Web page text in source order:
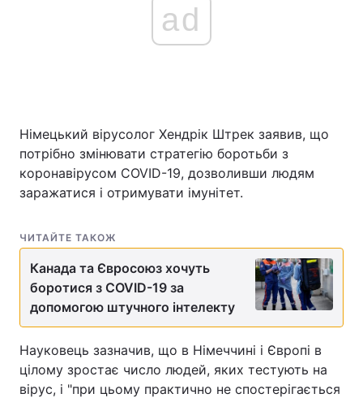
ad
Німецький вірусолог Хендрік Штрек заявив, що
потрібно змінювати стратегію боротьби з
коронавірусом COVID-19, дозволивши людям
заражатися і отримувати імунітет.
ЧИТАЙТЕ ТАКОЖ
Канада та Євросоюз хочуть
боротися з COVID-19 за
допомогою штучного інтелекту
Науковець зазначив, що в Німеччині і Європі в
цілому зростає число людей, яких тестують на
вірус, і "при цьому практично не спостерігається